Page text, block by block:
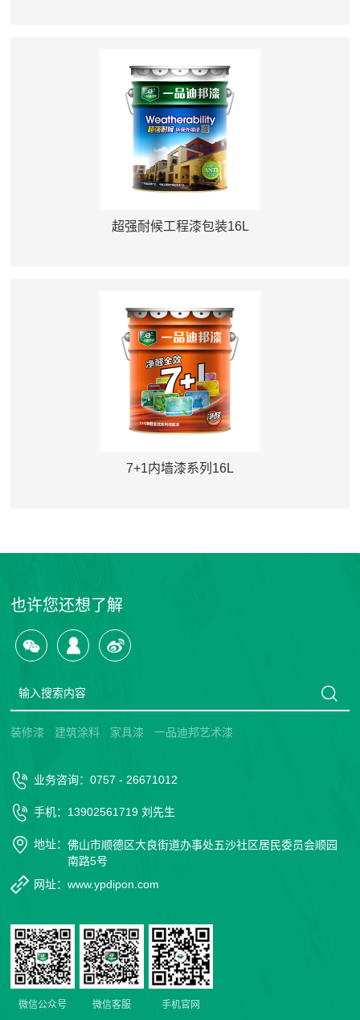
超强耐候工程漆包装16L
7+1内墙漆系列16L
也许您还想了解
装修漆 建筑涂料 家具漆 一品迪邦艺术漆
业务咨询：0757 - 26671012
手机：13902561719 刘先生
地址：佛山市顺德区大良街道办事处五沙社区居民委员会顺园
南路5号
网址：www.ypdipon.com
微信公众号 微信客服 手机官网